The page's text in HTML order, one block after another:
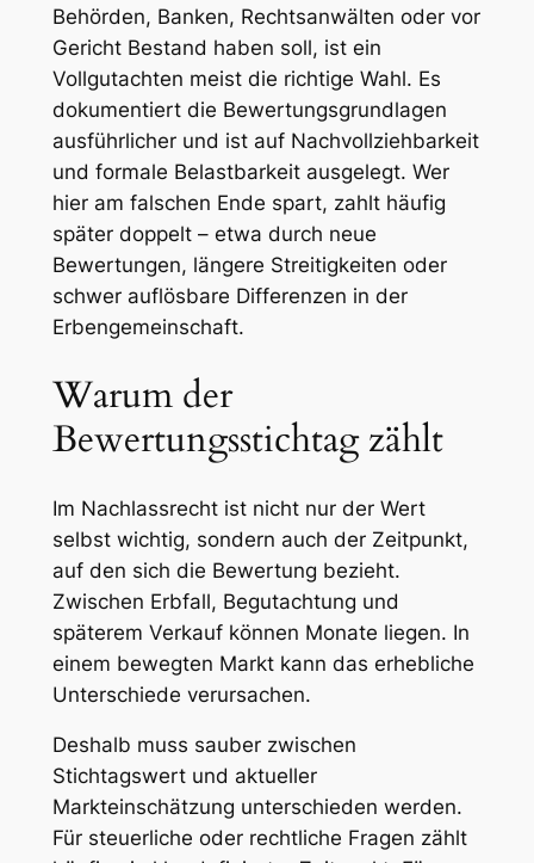
Behörden, Banken, Rechtsanwälten oder vor
Gericht Bestand haben soll, ist ein
Vollgutachten meist die richtige Wahl. Es
dokumentiert die Bewertungsgrundlagen
ausführlicher und ist auf Nachvollziehbarkeit
und formale Belastbarkeit ausgelegt. Wer
hier am falschen Ende spart, zahlt häufig
später doppelt – etwa durch neue
Bewertungen, längere Streitigkeiten oder
schwer auflösbare Differenzen in der
Erbengemeinschaft.
Warum der
Bewertungsstichtag zählt
Im Nachlassrecht ist nicht nur der Wert
selbst wichtig, sondern auch der Zeitpunkt,
auf den sich die Bewertung bezieht.
Zwischen Erbfall, Begutachtung und
späterem Verkauf können Monate liegen. In
einem bewegten Markt kann das erhebliche
Unterschiede verursachen.
Deshalb muss sauber zwischen
Stichtagswert und aktueller
Markteinschätzung unterschieden werden.
Für steuerliche oder rechtliche Fragen zählt